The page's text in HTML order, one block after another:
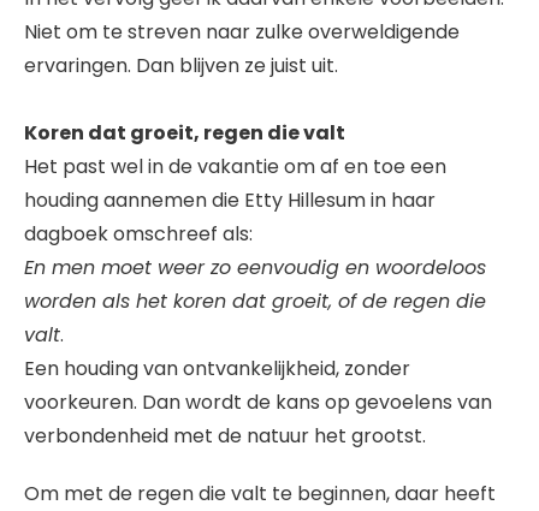
Niet om te streven naar zulke overweldigende
ervaringen. Dan blijven ze juist uit.
Koren dat groeit, regen die valt
Het past wel in de vakantie om af en toe een
houding aannemen die Etty Hillesum in haar
dagboek omschreef als:
En men moet weer zo eenvoudig en woordeloos
worden als het koren dat groeit, of de regen die
valt.
Een houding van ontvankelijkheid, zonder
voorkeuren. Dan wordt de kans op gevoelens van
verbondenheid met de natuur het grootst.
Om met de regen die valt te beginnen, daar heeft